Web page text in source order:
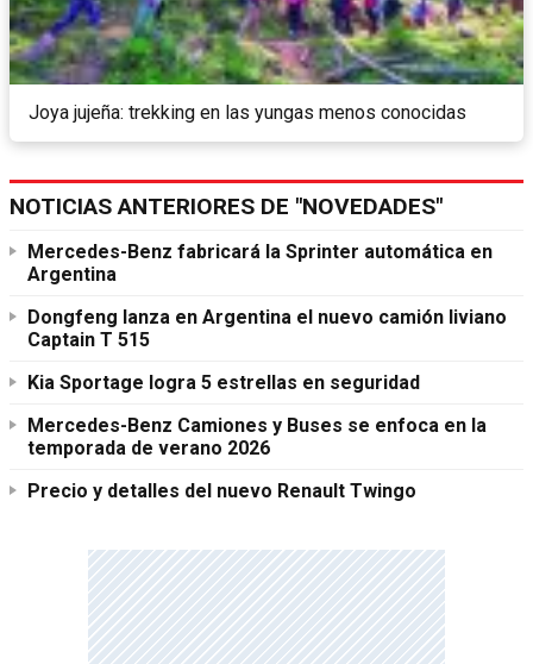
Joya jujeña: trekking en las yungas menos conocidas
NOTICIAS ANTERIORES DE "NOVEDADES"
Mercedes-Benz fabricará la Sprinter automática en
Argentina
Dongfeng lanza en Argentina el nuevo camión liviano
Captain T 515
Kia Sportage logra 5 estrellas en seguridad
Mercedes-Benz Camiones y Buses se enfoca en la
temporada de verano 2026
Precio y detalles del nuevo Renault Twingo